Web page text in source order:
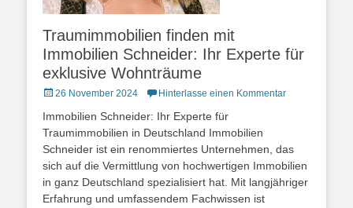
Traumimmobilien finden mit
Immobilien Schneider: Ihr Experte für
exklusive Wohnträume
Posted
26 November 2024 Hinterlasse einen Kommentar
Immobilien Schneider: Ihr Experte für
Traumimmobilien in Deutschland Immobilien
Schneider ist ein renommiertes Unternehmen, das
sich auf die Vermittlung von hochwertigen Immobilien
in ganz Deutschland spezialisiert hat. Mit langjähriger
Erfahrung und umfassendem Fachwissen ist